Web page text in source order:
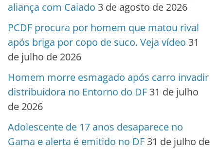
aliança com Caiado 3 de agosto de 2026
PCDF procura por homem que matou rival
após briga por copo de suco. Veja vídeo 31
de julho de 2026
Homem morre esmagado após carro invadir
distribuidora no Entorno do DF 31 de julho
de 2026
Adolescente de 17 anos desaparece no
Gama e alerta é emitido no DF 31 de julho de